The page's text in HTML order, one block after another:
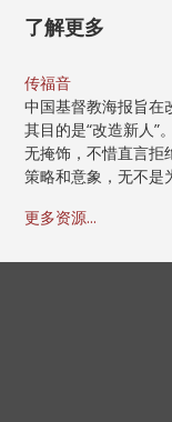
了解更多
传福音
中国基督教海报旨在
其目的是“改造新人”
无掩饰，不惜直言拒
策略和意象，无不是
更多资源...